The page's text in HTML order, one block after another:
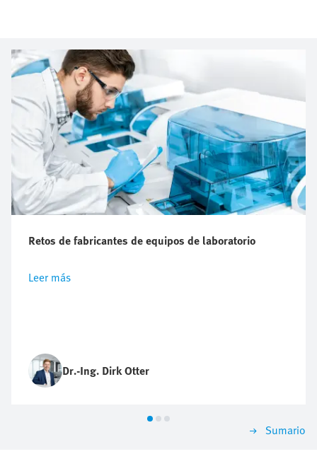
Retos de fabricantes de equipos de laboratorio
Leer más
Dr.-Ing. Dirk Otter
Sumario